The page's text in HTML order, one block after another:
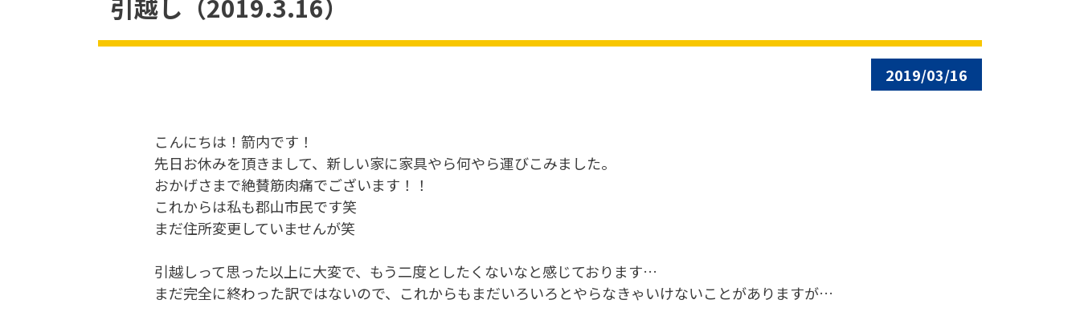
2019/03/16
こんにちは！箭内です！
先日お休みを頂きまして、新しい家に家具やら何やら運びこみました。
おかげさまで絶賛筋肉痛でございます！！
これからは私も郡山市民です笑
まだ住所変更していませんが笑
引越しって思った以上に大変で、もう二度としたくないなと感じております…
まだ完全に終わった訳ではないので、これからもまだいろいろとやらなきゃいけないことがありますが…